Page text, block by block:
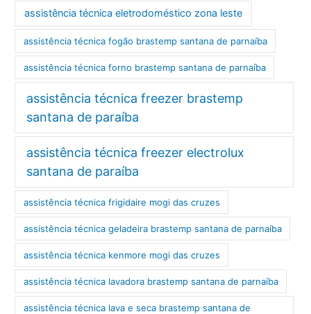
assistência técnica eletrodoméstico zona leste
assistência técnica fogão brastemp santana de parnaíba
assistência técnica forno brastemp santana de parnaíba
assistência técnica freezer brastemp
santana de paraíba
assistência técnica freezer electrolux
santana de paraíba
assistência técnica frigidaire mogi das cruzes
assistência técnica geladeira brastemp santana de parnaíba
assistência técnica kenmore mogi das cruzes
assistência técnica lavadora brastemp santana de parnaíba
assistência técnica lava e seca brastemp santana de